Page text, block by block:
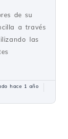
de su
a través
las
hace 1 año